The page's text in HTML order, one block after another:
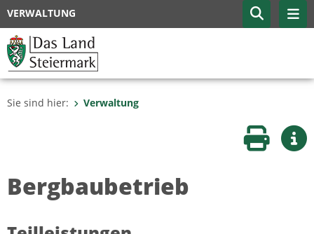
VERWALTUNG
Sie sind hier: Verwaltung
Seite
Bergbaubetrieb